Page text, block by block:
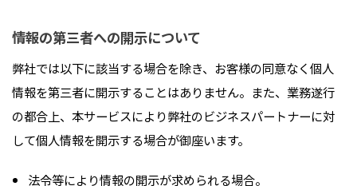
情報の第三者への開示について
弊社では以下に該当する場合を除き、お客様の同意なく個人
情報を第三者に開示することはありません。また、業務遂行
の都合上、本サービスにより弊社のビジネスパートナーに対
して個人情報を開示する場合が御座います。
法令等により情報の開示が求められる場合。